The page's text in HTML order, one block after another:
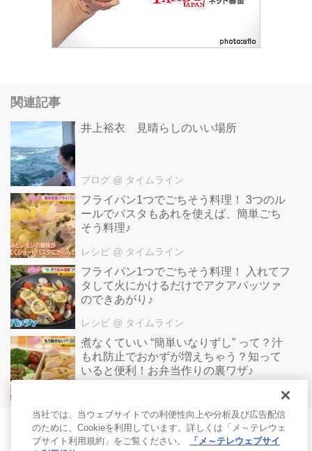
関連記事
井上裕衣 見晴らしのいい場所
ブログ @ タイムライン
フライパン1つでごちそう料理！ 3つのル
ールでパスタもあれを使えば、簡単ごち
そう料理♪
レシピ @ タイムライン
フライパン1つでごちそう料理！ 入れてフ
タして火にかけるだけでアクアパッツァ
のできあがり♪
レシピ @ タイムライン
煮なくていい “簡単いなりずし” って？汁
もれ防止でおかずが増えちゃう？知って
いると便利！お弁当作りの裏ワザ♪
当社では、当ウェブサイトでの利便性向上や分析及び広告配信
のために、Cookieを利用しています。詳しくは「メ～テレウェ
ブサイト利用規約」をご覧ください。
「メ～テレウェブサイ